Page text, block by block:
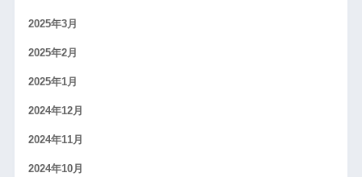
2025年3月
2025年2月
2025年1月
2024年12月
2024年11月
2024年10月